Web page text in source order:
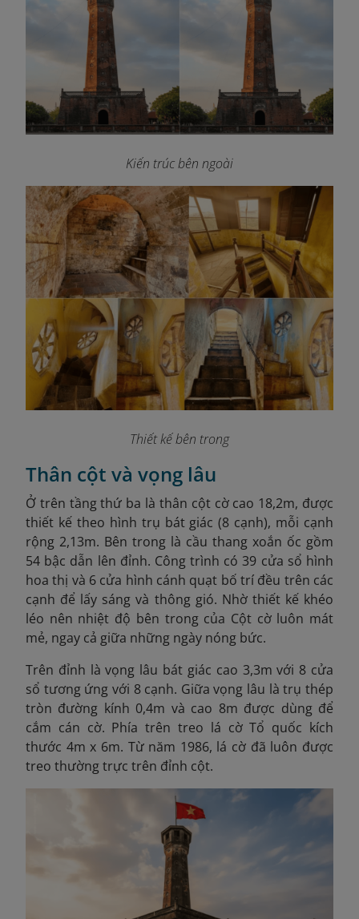
Kiến trúc bên ngoài
Thiết kế bên trong
Thân cột và vọng lâu
Ở trên tầng thứ ba là thân cột cờ cao 18,2m, được
thiết kế theo hình trụ bát giác (8 cạnh), mỗi cạnh
rộng 2,13m. Bên trong là cầu thang xoắn ốc gồm
54 bậc dẫn lên đỉnh. Công trình có 39 cửa sổ hình
hoa thị và 6 cửa hình cánh quạt bố trí đều trên các
cạnh để lấy sáng và thông gió. Nhờ thiết kế khéo
léo nên nhiệt độ bên trong của Cột cờ luôn mát
mẻ, ngay cả giữa những ngày nóng bức.
Trên đỉnh là vọng lâu bát giác cao 3,3m với 8 cửa
sổ tương ứng với 8 cạnh. Giữa vọng lâu là trụ thép
tròn đường kính 0,4m và cao 8m được dùng để
cắm cán cờ. Phía trên treo lá cờ Tổ quốc kích
thước 4m x 6m. Từ năm 1986, lá cờ đã luôn được
treo thường trực trên đỉnh cột.